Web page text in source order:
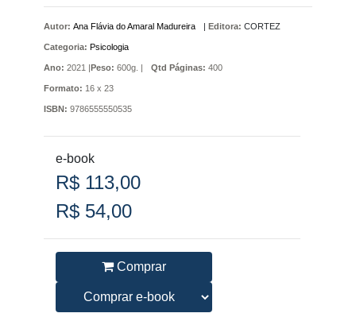
Autor: Ana Flávia do Amaral Madureira | Editora: CORTEZ
Categoria: Psicologia
Ano: 2021 |Peso: 600g. | Qtd Páginas: 400
Formato: 16 x 23
ISBN: 9786555550535
e-book
R$ 113,00
R$ 54,00
Comprar